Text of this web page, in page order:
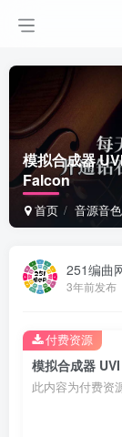
模拟合成器
Falcon
首页 音源音色
251编曲
3年前发布
模拟合成器
此内容为付费资
付费资源